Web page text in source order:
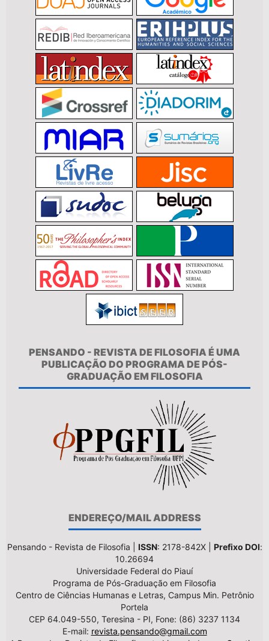
PENSANDO - REVISTA DE FILOSOFIA É UMA
PUBLICAÇÃO DO PROGRAMA DE PÓS-
GRADUAÇÃO EM FILOSOFIA
ENDEREÇO/MAIL ADDRESS
Pensando - Revista de Filosofia | ISSN: 2178-842X | Prefixo DOI:
10.26694
Universidade Federal do Piauí
Programa de Pós-Graduação em Filosofia
Centro de Ciências Humanas e Letras, Campus Min. Petrônio
Portela
CEP 64.049-550, Teresina - PI, Fone: (86) 3237 1134
E-mail: revista.pensando@gmail.com